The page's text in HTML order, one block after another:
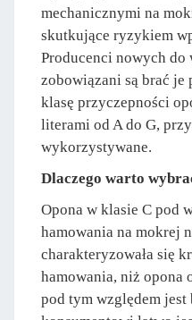
mechanicznymi na
skutkujące ryzykiem
Producenci nowych
zobowiązani są brać je
klasę przyczepności
literami od A do G,
wykorzystywane.
Dlaczego warto
Opona w klasie C pod
hamowania na mokrej
charakteryzowała się
hamowania, niż opona
pod tym względem